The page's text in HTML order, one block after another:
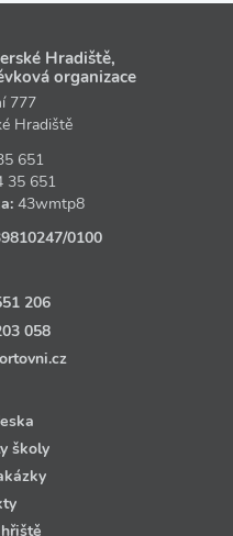
Hradiště,
organizace
777
Hradiště
651
35 651
43wmtp8
/0100
206
058
školy